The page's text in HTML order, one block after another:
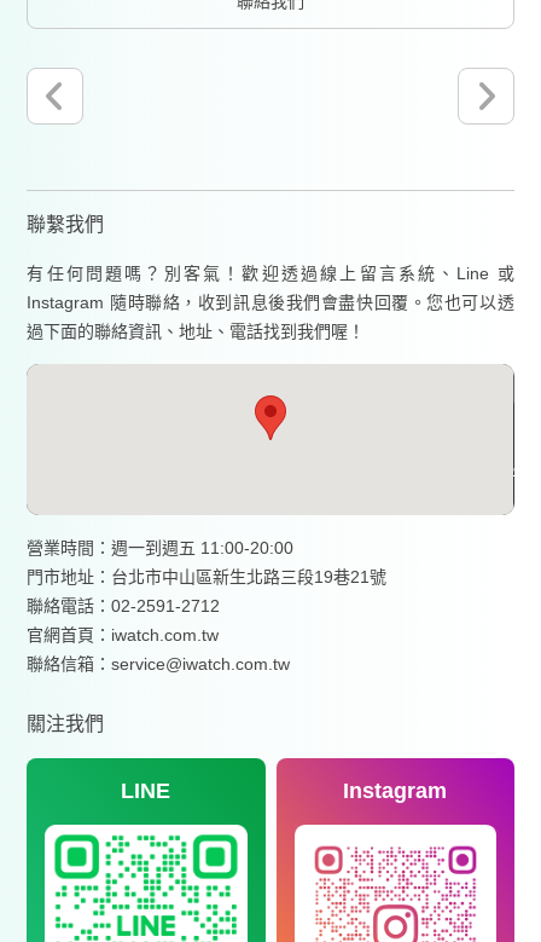
聯繫我們
有任何問題嗎？別客氣！歡迎透過線上留言系統、Line 或
Instagram 隨時聯絡，收到訊息後我們會盡快回覆。您也可以透
過下面的聯絡資訊、地址、電話找到我們喔！
營業時間：週一到週五 11:00-20:00
門市地址：台北市中山區新生北路三段19巷21號
聯絡電話：02-2591-2712
官網首頁： iwatch.com.tw
聯絡信箱：service@iwatch.com.tw
關注我們
LINE Instagram